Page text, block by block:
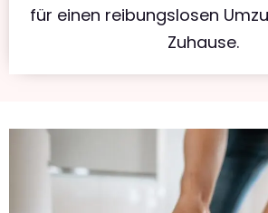
für einen reibungslosen
Zuhause.